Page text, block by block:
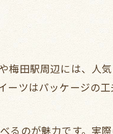
梅田駅周辺には、人
ーツはパッケージの
るのが魅力です。実